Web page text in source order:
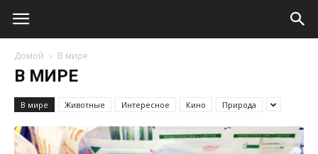
Домой В мире
В МИРЕ
В мире Животные Интересное Кино Природа